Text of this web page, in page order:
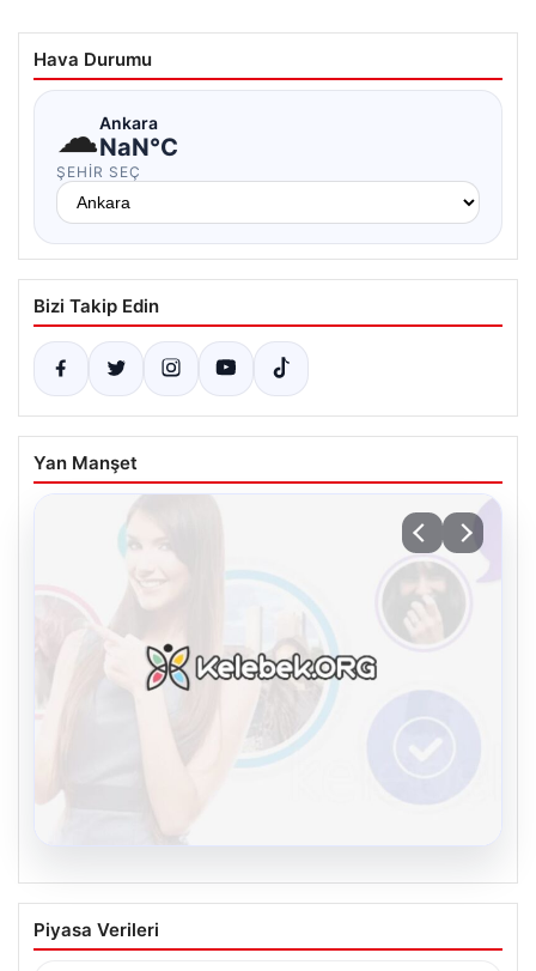
Hava Durumu
☁Ankara
NaN°C
ŞEHIR SEÇ
Bizi Takip Edin
Yan Manşet
Kelebek sohbet platformu İle Dijital
İletişimin Güvenli Adresi Ve Chat
Piyasa Verileri